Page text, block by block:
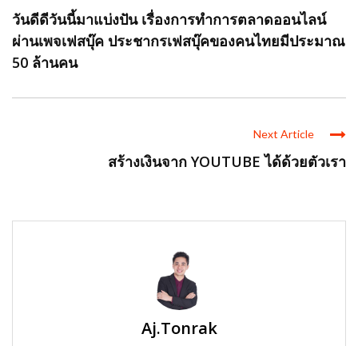
วันดีดีวันนี้มาแบ่งปัน เรื่องการทำการตลาดออนไลน์
ผ่านเพจเฟสบุ๊ค ประชากรเฟสบุ๊คของคนไทยมีประมาณ
50 ล้านคน
Next Article
สร้างเงินจาก YOUTUBE ได้ด้วยตัวเรา
Aj.Tonrak